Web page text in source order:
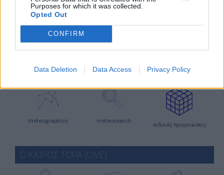
Purposes for which it was collected.
Opted Out
CONFIRM
Data Deletion Data Access Privacy Policy
meteographics meteosearch
ειδικές προγνώσεις
Ο ΚΑΙΡΟΣ ΤΩΡΑ (LIVE)